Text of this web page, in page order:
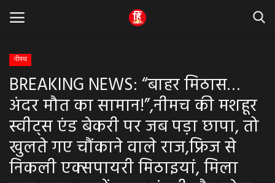
Home
धर्म & ज्योतिष
बड़ी खबर
मध्यप्रदेश
नीमच
BREAKING NEWS: “बाहर मिठास…
अंदर मौत का सामान!”,नीमच की मशहूर
स्वीट्स एंड बेकरी पर जब पड़ा छापा, तो
खुलते गए चौंकाने वाले राज,फ्रिज से
निकली एक्सपायरी मिठाइयां, मिला